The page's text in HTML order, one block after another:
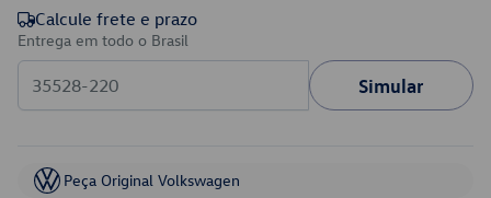
Calcule frete e prazo
Entrega em todo o Brasil
Simular
Peça Original Volkswagen